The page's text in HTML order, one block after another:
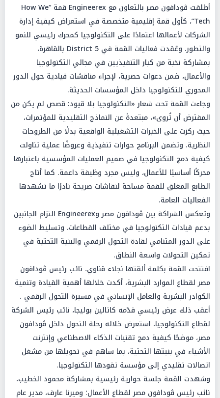
أطلقت ڤودافون مصر بالتعاون مع Engineerex قمة “How We
Tech”، كأول قمة إقليمية متخصصة في استعراض كيفية إدارة
الشركات لأعمالها اعتمادًا على التكنولوجيا كمحرك رئيسي للنمو
والتطور. وعُقدت فعاليات القمة في 5 District بالقاهرة،
بمشاركة نخبة من كبار التنفيذيين في مجالي التكنولوجيا
والأعمال، ضمن دعوات حصرية، لإجراء مناقشات قيادية حول الدور
المحوري للتكنولوجيا داخل المؤسسات الحديثة.
وجاءت القمة تحت شعار «التكنولوجيا بلا قيود: قصص لم يكن من
المفترض أن تُروى»، مبتعدةً عن النماذج التقليدية للمؤتمرات،
حيث ركزت على الخبرات التشغيلية الواقعية بدلًا من الطروحات
النظرية. وتضمن البرنامج حوارات تنفيذية وعروضًا عملية تناولت
كيفية دمج التكنولوجيا في صميم العمليات المؤسسية باعتبارها
محركًا أساسيًا للأعمال، وليس مجرد وظيفة داعمة. كما أتاح
الطابع المغلق للقمة مساحة لنقاشات صريحة نادرًا ما تشهدها
الفعاليات العامة.
وتعكس الشراكة بين ڤودافون مصر وEngineerex التزام الجانبين
بدعم قيادات التكنولوجيا في مختلف القطاعات، وتسليط الضوء
على الدور المتنامي لقادة التحول الرقمي والبنية التحتية في
تمكين التحولات واسعة النطاق.
افتتحت القمة بكلمة ألقتها نجلاء قناوي، نائب رئيس ڤودافون
مصر لقطاع الموارد البشرية، أكدت خلالها أهمية القيادة وتنمية
الكوادر البشرية والعامل الإنساني في مسيرة التحول الرقمي .
أعقب ذلك عرض رئيسي قدّمه كاتالين بوليجا، نائب رئيس الشركة
لقطاع التكنولوجيا، استعرض خلاله رحلة التحول داخل ڤودافون
مصر، موضحًا كيفية دمج تقنيات الذكاء الاصطناعي وإنترنت
الأشياء في بنيتها التحتية، بما ساهم في تحويلها من مشغل
اتصالات تقليدي إلى مؤسسة تقودها التكنولوجيا.
وشهدت القمة جلسة حوارية رئيسية بمشاركة محمود الخطيب،
نائب رئيس ڤودافون مصر لقطاع الأعمال؛ وميرنا عارف، مدير عام